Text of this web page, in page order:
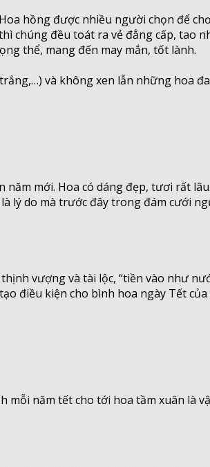
hồng được nhiều người chọn để
chúng đều toát ra vẻ đẳng cấp, tao
thể, mang đến may mắn, tốt lành.
và không xen lẫn những hoa
mới. Hoa có dáng đẹp, tươi rất
lý do mà trước đây trong đám cưới
vượng và tài lộc, “tiền vào như
điều kiện cho bình hoa ngày Tết
mỗi năm tết cho tới hoa tầm xuân là